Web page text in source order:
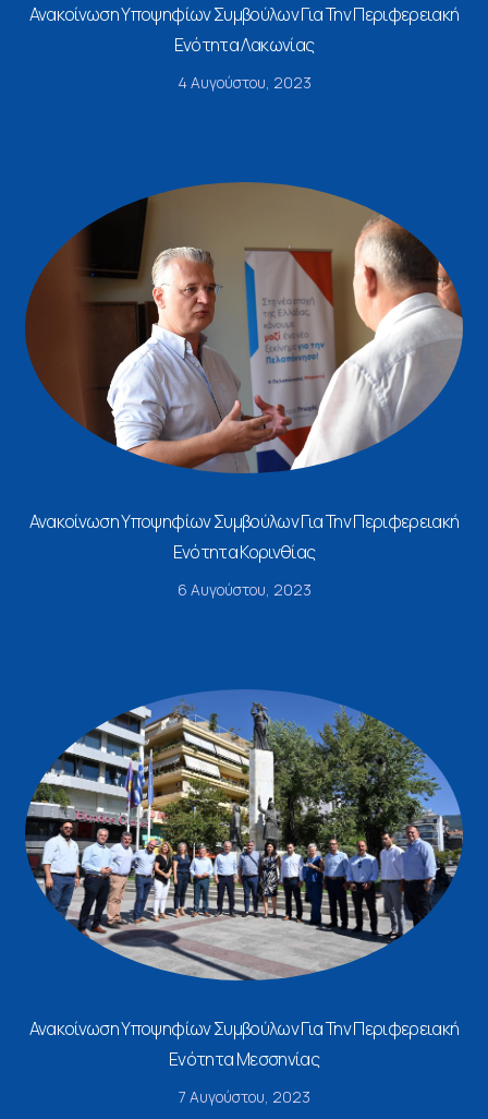
Ανακοίνωση Υποψηφίων Συμβούλων Για Την Περιφερειακή
Ενότητα Λακωνίας
4 Αυγούστου, 2023
Ανακοίνωση Υποψηφίων Συμβούλων Για Την Περιφερειακή
Ενότητα Κορινθίας
6 Αυγούστου, 2023
Ανακοίνωση Υποψηφίων Συμβούλων Για Την Περιφερειακή
Ενότητα Μεσσηνίας
7 Αυγούστου, 2023